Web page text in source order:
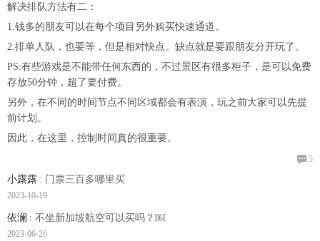
解决排队方法有二：
1.钱多的朋友可以在每个项目另外购买快速通道。
2.排单人队，也要等，但是相对快点。缺点就是要跟朋友分开玩了。
PS:有些游戏是不能带任何东西的，不过景区有很多柜子，是可以免费
存放50分钟，超了要付费。
另外，在不同的时间节点不同区域都会有表演，玩之前大家可以先提
前计划。
因此，在这里，控制时间真的很重要。
 5
小露露 : 门票三百多哪里买
2023-10-19
依澜 : 不坐新加坡航空可以买吗？￼
2023-06-26